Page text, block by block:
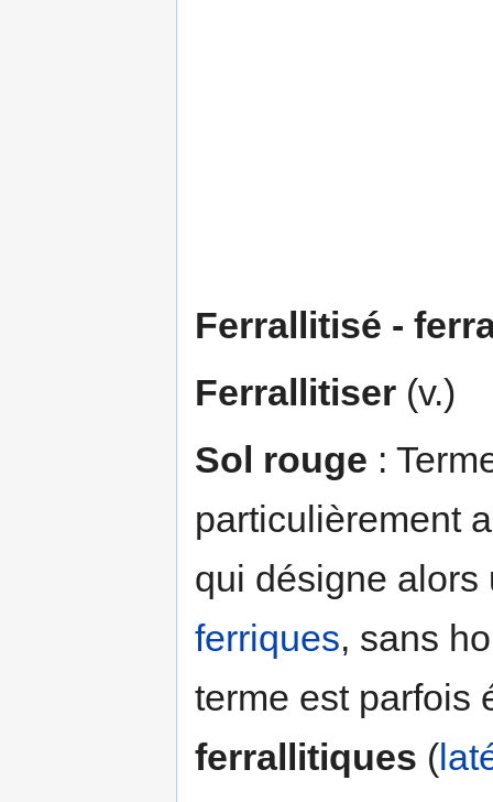
Ferrallitisé -
Ferrallitiser (v.)
Sol rouge :
particulièrement
qui désigne
ferriques, sans
terme est parfois
ferrallitiques (